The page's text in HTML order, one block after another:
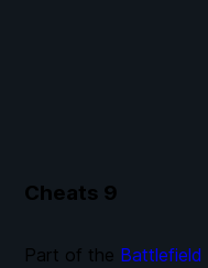
Cheats 9
Part of the Battlefield